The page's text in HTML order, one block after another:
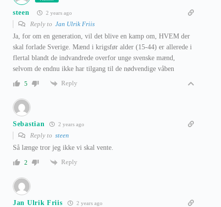
steen 2 years ago
Reply to Jan Ulrik Friis
Ja, for om en generation, vil det blive en kamp om, HVEM der
skal forlade Sverige. Mænd i krigsfør alder (15-44) er allerede i
flertal blandt de indvandrede overfor unge svenske mænd,
selvom de endnu ikke har tilgang til de nødvendige våben
5
Reply
Sebastian 2 years ago
Reply to steen
Så længe tror jeg ikke vi skal vente.
2
Reply
Jan Ulrik Friis 2 years ago